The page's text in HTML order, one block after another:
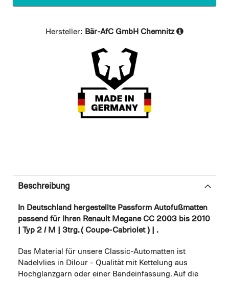
Hersteller: Bär-AfC GmbH Chemnitz
Beschreibung
In Deutschland hergestellte Passform Autofußmatten
passend für Ihren Renault Megane CC 2003 bis 2010
| Typ 2 / M | 3trg. ( Coupe-Cabriolet ) | .
Das Material für unsere Classic-Automatten ist
Nadelvlies in Dilour - Qualität mit Kettelung aus
Hochglanzgarn oder einer Bandeinfassung. Auf die